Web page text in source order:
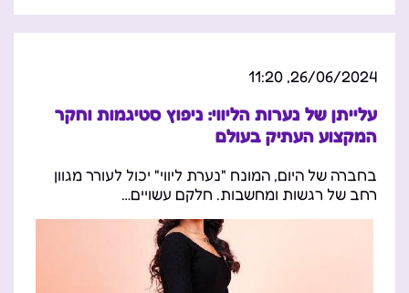
26/06/2024, 11:20
עלייתן של נערות הליווי: ניפוץ סטיגמות וחקר
המקצוע העתיק בעולם
בחברה של היום, המונח "נערת ליווי" יכול לעורר מגוון
רחב של רגשות ומחשבות. חלקם עשויים…